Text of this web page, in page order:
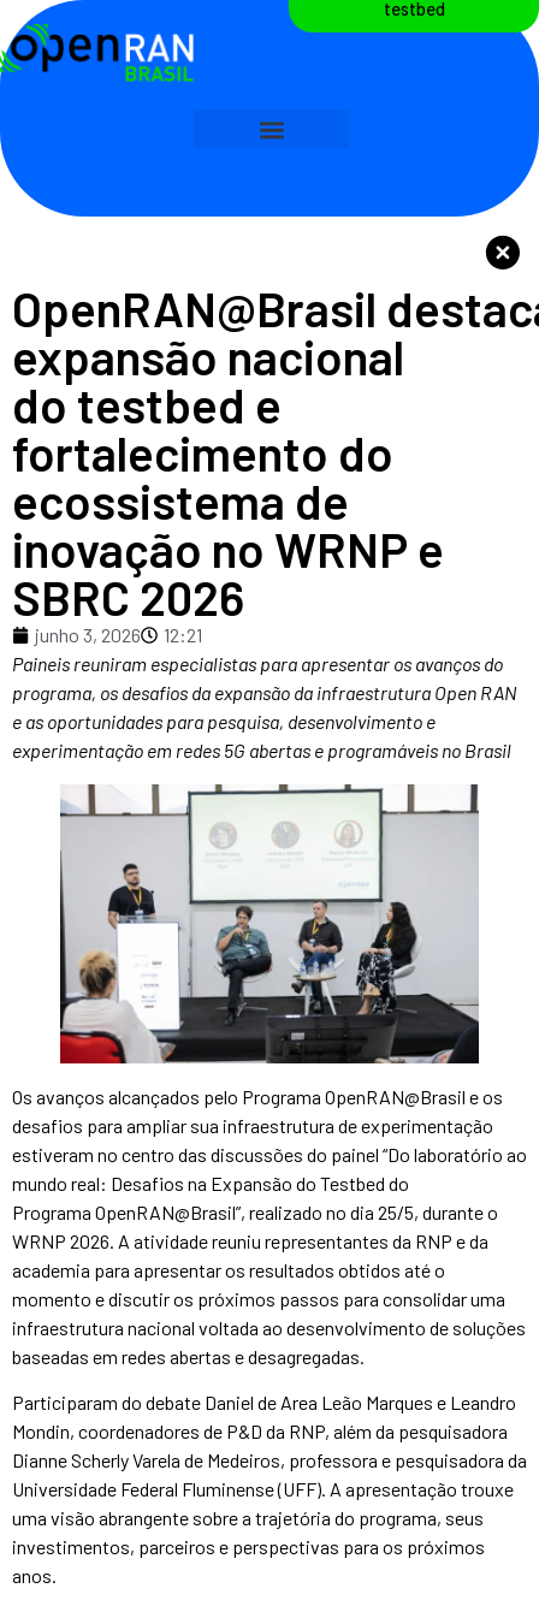
testbed
OpenRAN@Brasil
expansão nacional
do testbed e
fortalecimento do
ecossistema de
inovação no WRNP e
SBRC 2026
junho 3, 2026
12:21
Paineis reuniram especialistas para apresentar os avanços do
programa, os desafios da expansão da infraestrutura Open RAN
e as oportunidades para pesquisa, desenvolvimento e
experimentação em redes 5G abertas e programáveis no Brasil
Os avanços alcançados pelo Programa OpenRAN@Brasil e os
desafios para ampliar sua infraestrutura de experimentação
estiveram no centro das discussões do painel “Do laboratório ao
mundo real: Desafios na Expansão do Testbed do
Programa OpenRAN@Brasil”, realizado no dia 25/5, durante o
WRNP 2026. A atividade reuniu representantes da RNP e da
academia para apresentar os resultados obtidos até o
momento e discutir os próximos passos para consolidar uma
infraestrutura nacional voltada ao desenvolvimento de soluções
baseadas em redes abertas e desagregadas.
Participaram do debate Daniel de Area Leão Marques e Leandro
Mondin, coordenadores de P&D da RNP, além da pesquisadora
Dianne Scherly Varela de Medeiros, professora e pesquisadora da
Universidade Federal Fluminense (UFF). A apresentação trouxe
uma visão abrangente sobre a trajetória do programa, seus
investimentos, parceiros e perspectivas para os próximos
anos.